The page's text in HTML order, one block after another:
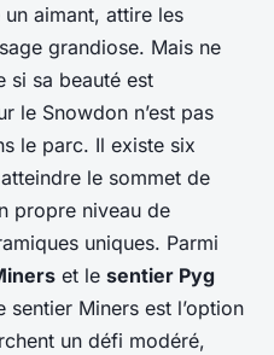
aimant, attire les
grandiose. Mais ne
si sa beauté est
le Snowdon n’est pas
le parc. Il existe six
le sommet de
propre niveau de
uniques. Parmi
et le sentier Pyg
Miners est l’option
un défi modéré,